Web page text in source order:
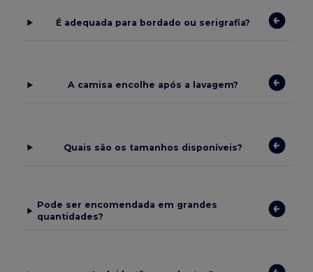
É adequada para bordado ou serigrafia?
A camisa encolhe após a lavagem?
Quais são os tamanhos disponíveis?
Pode ser encomendada em grandes
quantidades?